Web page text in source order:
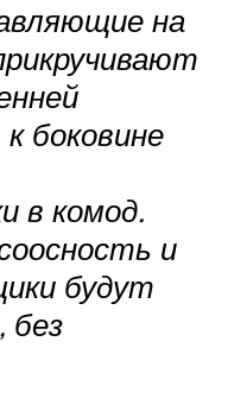
на
боковине
в комод.
и
будут
без